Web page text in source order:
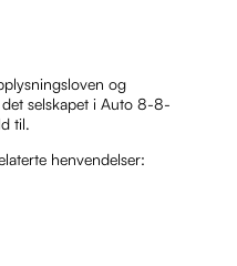
og
selskapet i Auto 8-8-
til.
henvendelser: